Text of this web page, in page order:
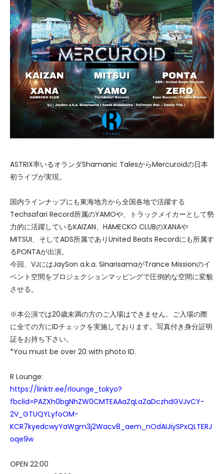
ASTRIX率いるオランダShamanic TalesからMercuroidの日本
初ライブが実現。
国内ラインナップにも東海地方から全国各地で活躍する
Techsafari Record所属のYAMOや、トラックメイカーとして勢
力的に活躍しているKAIZAN、HAMECKO CLUBのXANAや
MITSUI、そしてADS所属でありUnited Beats Recordにも所属す
るPONTAが出演。
今回、VJにはJaySon a.k.a. SinarisamaがTrance Missionのイ
ベント空間をプロジェクションマッピングで圧倒的な空間に変貌
させる。
※本公演では20歳未満の方のご入場はできません。ご入場の際
に全ての方にIDチェックを実施しております。写真付き身分証明
証をお持ち下さい。
*You must be over 20 with photo ID.
R Lounge:
https://linktr.ee/rlounge_tokyo?
fbclid=PAZXh0bgNhZW0CMTEAAaZqLaZaDczhdGVJvCY-
2V_GTUQYLyfoOM-
KCR7kyedcwyYaWgm3j2Wacv8_aem_nOdAIJiySPxQLTERJ
oqe9w
OPEN 22:00